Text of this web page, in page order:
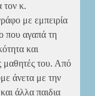
τον κ.
με εμπειρία
που αγαπά τη
και
μαθητές του. Από
άνετα με την
άλλα παιδια